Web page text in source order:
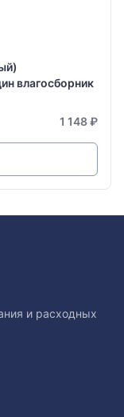
влагосборник
1 148 ₽
и расходных